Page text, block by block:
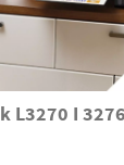
L3270 I